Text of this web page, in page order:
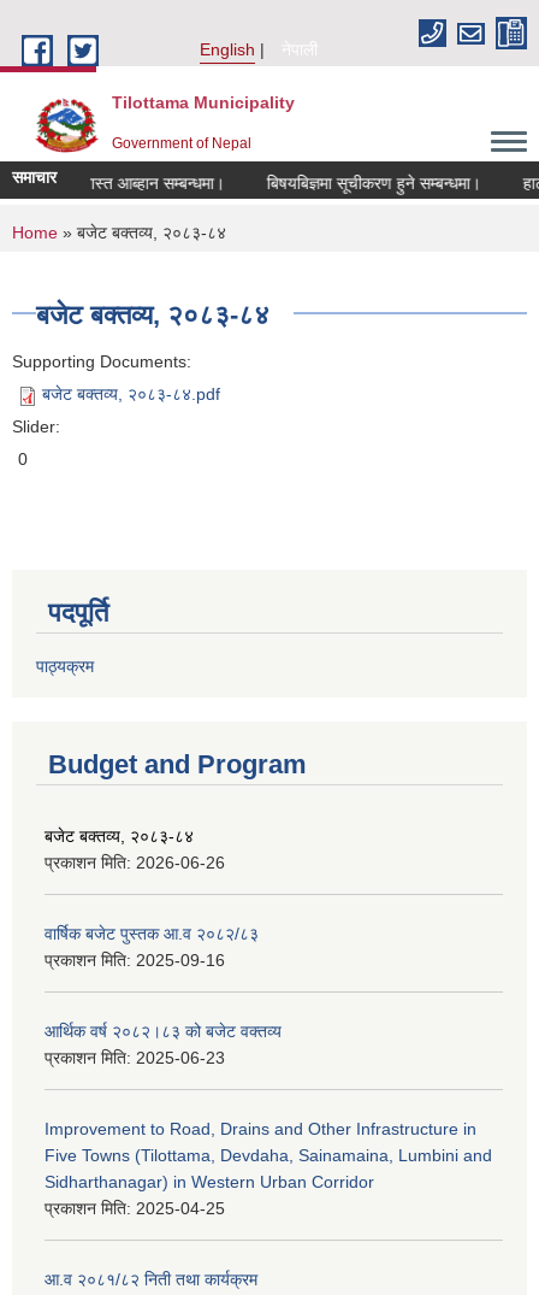
English
नेपाली
Tilottama Municipality
Government of Nepal
समाचार
दरखास्त आब्हान सम्बन्धमा। बिषयबिज्ञमा सूचीकरण हुने सम्बन्धमा।
You are here
Home » बजेट बक्तव्य, २०८३-८४
बजेट बक्तव्य, २०८३-८४
Supporting Documents:
बजेट बक्तव्य, २०८३-८४.pdf
Slider:
0
पदपूर्ति
पाठ्यक्रम
Budget and Program
बजेट बक्तव्य, २०८३-८४
प्रकाशन मिति: 2026-06-26
वार्षिक बजेट पुस्तक आ.व २०८२/८३
प्रकाशन मिति: 2025-09-16
आर्थिक वर्ष २०८२।८३ को बजेट वक्तव्य
प्रकाशन मिति: 2025-06-23
Improvement to Road, Drains and Other Infrastructure in
Five Towns (Tilottama, Devdaha, Sainamaina, Lumbini and
Sidharthanagar) in Western Urban Corridor
प्रकाशन मिति: 2025-04-25
आ.व २०८१/८२ निती तथा कार्यक्रम